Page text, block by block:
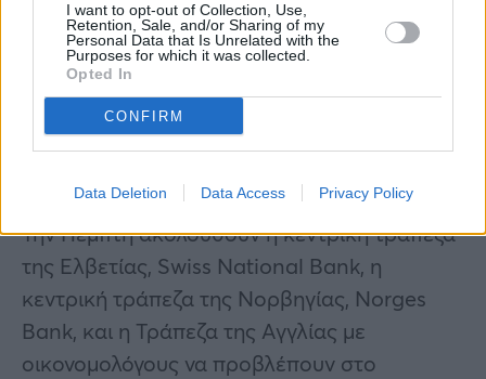
I want to opt-out of Collection, Use,
Retention, Sale, and/or Sharing of my
Personal Data that Is Unrelated with the
Purposes for which it was collected.
Opted In
CONFIRM
Data Deletion Data Access Privacy Policy
Την Πέμπτη ακολουθούν η κεντρική τράπεζα
της Ελβετίας, Swiss National Bank, η
κεντρική τράπεζα της Νορβηγίας, Norges
Bank, και η Τράπεζα της Αγγλίας με
οικονομολόγους να προβλέπουν στο